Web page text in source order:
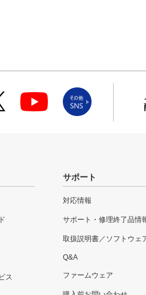
ス
サポート
対応情報
サポート・修理終了品情
取扱説明書／ソフトウェ
Q&A
ファームウェア